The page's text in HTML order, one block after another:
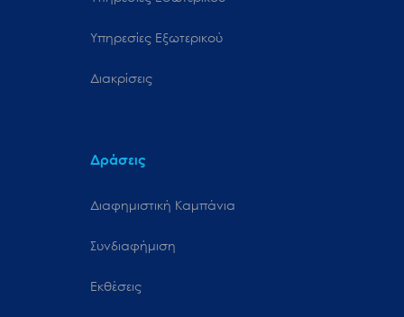
Υπηρεσίες Εξωτερικού
Διακρίσεις
Δράσεις
Διαφημιστική Καμπάνια
Συνδιαφήμιση
Εκθέσεις